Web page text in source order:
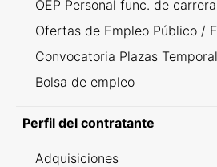
OEP Personal func. de
Ofertas de Empleo Público /
Convocatoria Plazas
Bolsa de empleo
Perfil del contratante
Adquisiciones